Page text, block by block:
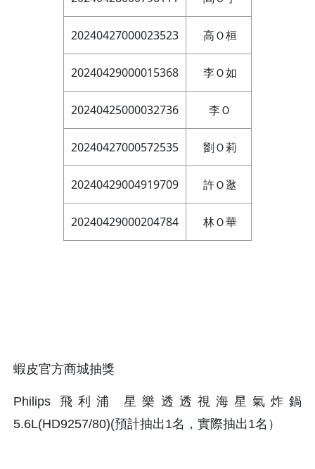
20240427000023523 高Ｏ桓
20240429000015368 李Ｏ如
20240425000032736 李Ｏ
20240427000572535 劉Ｏ莉
20240429004919709 許Ｏ逖
20240429000204784 林Ｏ華
蝦皮官方商城抽獎
Philips 飛利浦 星樂透透視海星氣炸鍋
5.6L(HD9257/80)(預計抽出1名，實際抽出1名）